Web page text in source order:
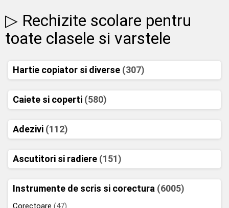
▷ Rechizite scolare pentru
toate clasele si varstele
Hartie copiator si diverse (307)
Caiete si coperti (580)
Adezivi (112)
Ascutitori si radiere (151)
Instrumente de scris si corectura (6005)
Corectoare (47)